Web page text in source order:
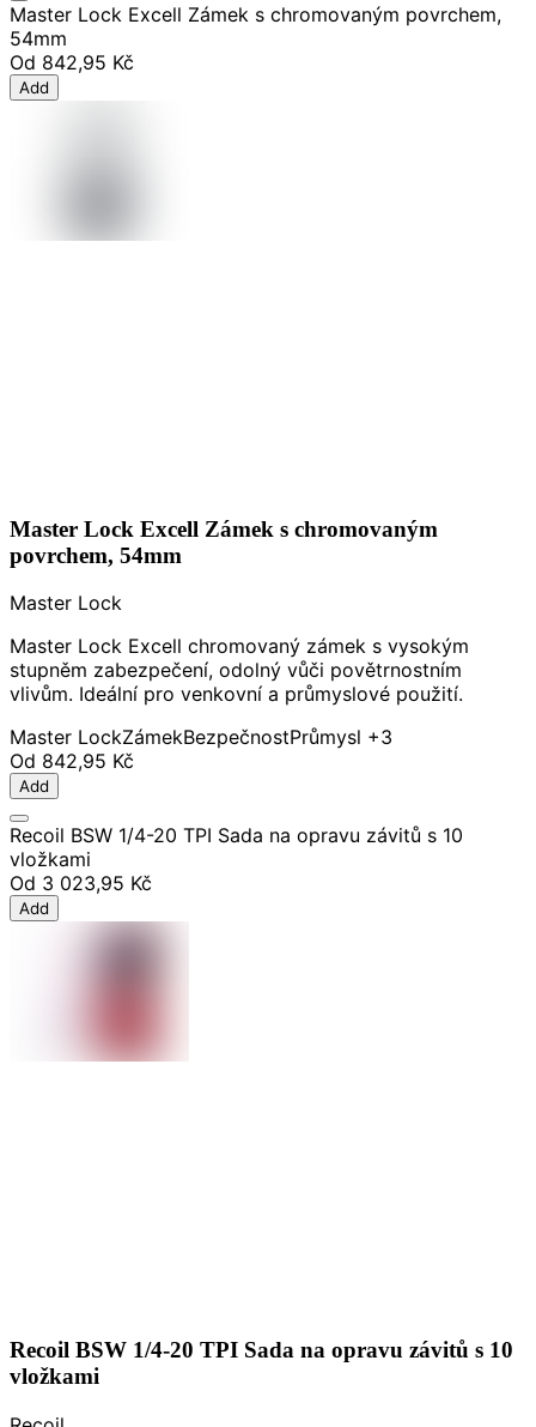
Master Lock Excell Zámek s chromovaným povrchem,
54mm
Od 842,95 Kč
Add
Master Lock Excell Zámek s chromovaným
povrchem, 54mm
Master Lock
Master Lock Excell chromovaný zámek s vysokým
stupněm zabezpečení, odolný vůči povětrnostním
vlivům. Ideální pro venkovní a průmyslové použití.
Master LockZámekBezpečnostPrůmysl +3
Od 842,95 Kč
Add
Recoil BSW 1/4-20 TPI Sada na opravu závitů s 10
vložkami
Od 3 023,95 Kč
Add
Recoil BSW 1/4-20 TPI Sada na opravu závitů s 10
vložkami